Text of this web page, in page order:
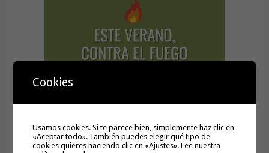
Cookies
Usamos cookies. Si te parece bien, simplemente haz clic en
«Aceptar todo». También puedes elegir qué tipo de
cookies quieres haciendo clic en «Ajustes».Lee nuestra